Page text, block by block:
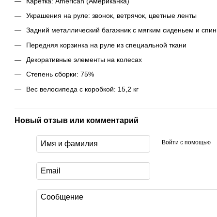
Украшения на руле: звонок, ветрячок, цветные ленты
Задний металлический багажник с мягким сиденьем и
Передняя корзинка на руле из специальной ткани
Декоративные элементы на колесах
Степень сборки: 75%
Вес велосипеда с коробкой: 15,2 кг
Новый отзыв или комментарий
Войти с помощью